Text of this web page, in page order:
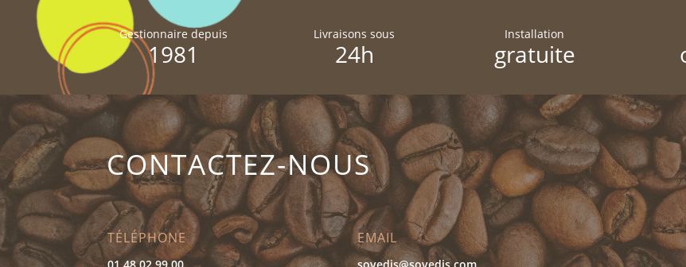
Gestionnaire depuis
1981
Livraisons sous
24h
Installation
gratuite
CONTACTEZ-NOUS
TÉLÉPHONE EMAIL